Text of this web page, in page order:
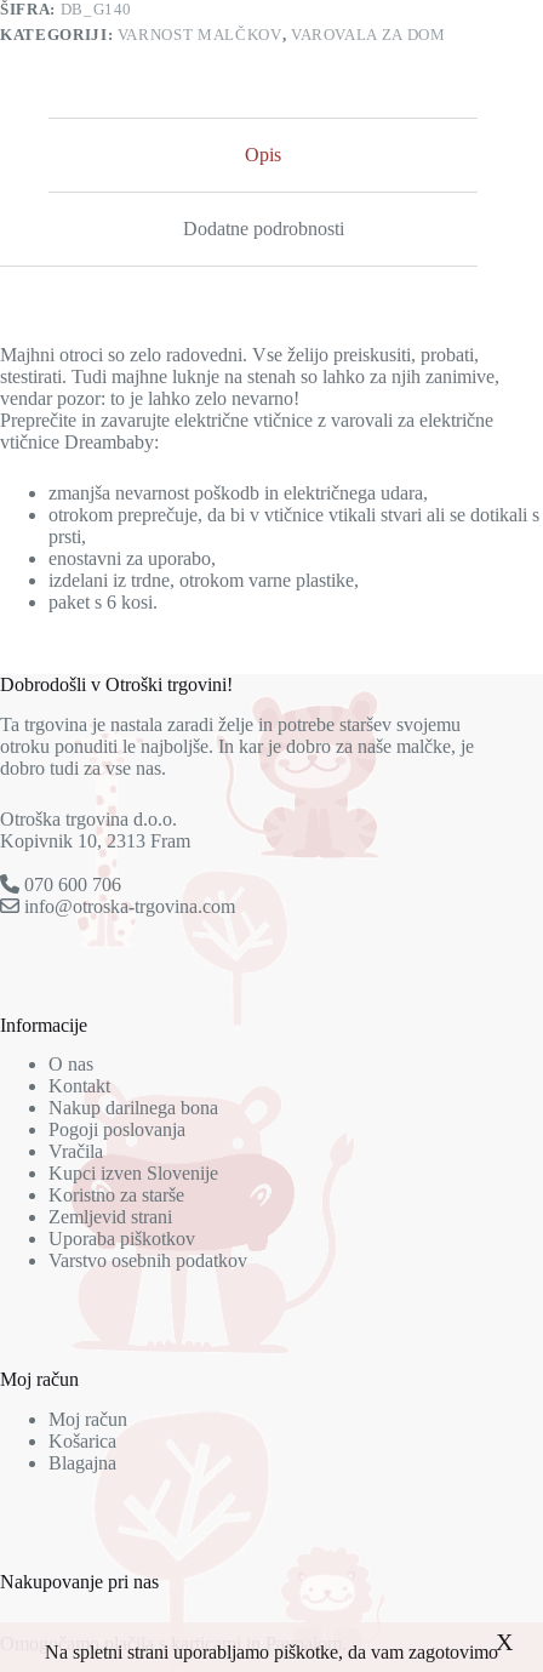
ŠIFRA: DB_G140
KATEGORIJI: VARNOST MALČKOV, VAROVALA ZA DOM
Opis
Dodatne podrobnosti
Majhni otroci so zelo radovedni. Vse želijo preiskusiti, probati,
stestirati. Tudi majhne luknje na stenah so lahko za njih zanimive,
vendar pozor: to je lahko zelo nevarno!
Preprečite in zavarujte električne vtičnice z varovali za električne
vtičnice Dreambaby:
zmanjša nevarnost poškodb in električnega udara,
otrokom preprečuje, da bi v vtičnice vtikali stvari ali se dotikali s
prsti,
enostavni za uporabo,
izdelani iz trdne, otrokom varne plastike,
paket s 6 kosi.
Dobrodošli v Otroški trgovini!
Ta trgovina je nastala zaradi želje in potrebe staršev svojemu
otroku ponuditi le najboljše. In kar je dobro za naše malčke, je
dobro tudi za vse nas.
Otroška trgovina d.o.o.
Kopivnik 10, 2313 Fram
070 600 706
info@otroska-trgovina.com
Informacije
O nas
Kontakt
Nakup darilnega bona
Pogoji poslovanja
Vračila
Kupci izven Slovenije
Koristno za starše
Zemljevid strani
Uporaba piškotkov
Varstvo osebnih podatkov
Moj račun
Moj račun
Košarica
Blagajna
Nakupovanje pri nas
Omogočamo plačila s karticami in Paypalom.
Na spletni strani uporabljamo piškotke, da vam zagotovimoX